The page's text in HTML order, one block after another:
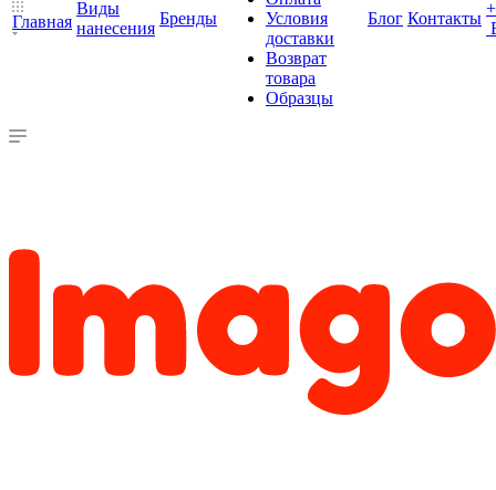
Главная
Виды
нанесения
Бренды
Условия
доставки
Возврат
товара
Образцы
Блог Контакты
+